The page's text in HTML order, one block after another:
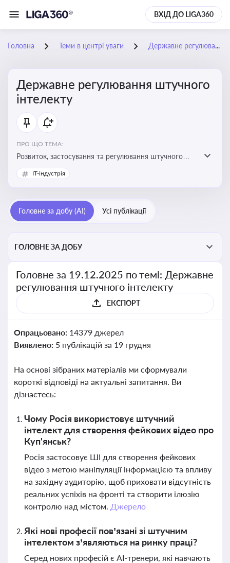
ВХІД ДО LIGA360
Головна Теми в центрі уваги Державне регулювання штучного інтелекту
Державне регулювання штучного
інтелекту
ПРО ЩО ТЕМА:
Розвиток, застосування та регулювання штучного
інтелекту в різних сферах — від управління бізнесом
до державного сектора
IT-індустрія
Головне за добу (AI) Усі публікації
ГОЛОВНЕ ЗА ДОБУ
Головне за 19.12.2025 по темі: Державне
регулювання штучного інтелекту
ЕКСПОРТ
Опрацьовано: 14379 джерел
Виявлено: 5 публікацій за 19 грудня
На основі зібраних матеріалів ми сформували
короткі відповіді на актуальні запитання. Ви
дізнаєтесь:
Чому Росія використовує штучний
інтелект для створення фейкових відео про
Куп'янськ?
Росія застосовує ШІ для створення фейкових
відео з метою маніпуляції інформацією та впливу
на західну аудиторію, щоб приховати відсутність
реальних успіхів на фронті та створити ілюзію
контролю над містом. Джерело
Які нові професії пов’язані зі штучним
інтелектом з’являються на ринку праці?
Серед нових професій є AI-тренери, які навчають